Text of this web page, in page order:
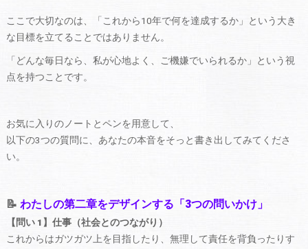
ここで大切なのは、「これから10年で何を達成するか」という大き
な目標を立てることではありません。
「どんな毎日なら、私が心地よく、ご機嫌でいられるか」という視
点を持つことです。
お気に入りのノートとペンを用意して、
以下の3つの質問に、あなたの本音をそっと書き出してみてくださ
い。
📝 わたしの第二章をデザインする「3つの問いかけ」
【問い 1】仕事（社会とのつながり）
これからはガツガツ上を目指したり、無理して責任を背負ったりす